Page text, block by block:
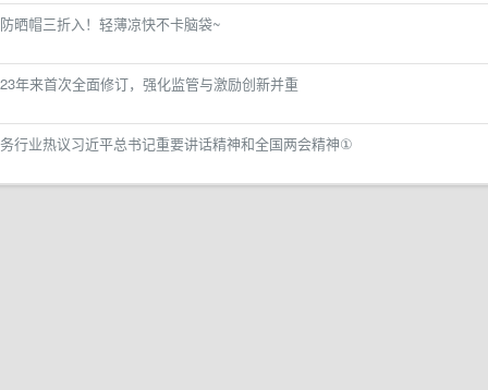
晒帽三折入！轻薄凉快不卡脑袋~
年来首次全面修订，强化监管与激励创新并重
行业热议习近平总书记重要讲话精神和全国两会精神①